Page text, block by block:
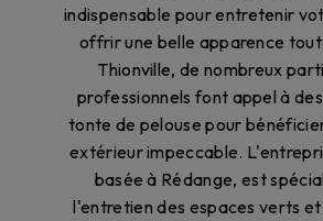
indispensable pour entretenir
offrir une belle apparence
Thionville, de nombreux
professionnels font appel à
tonte de pelouse pour
extérieur impeccable.
basée à Rédange, est
l'entretien des espaces verts